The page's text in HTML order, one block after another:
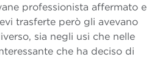
professionista affermato e
trasferte però gli avevano
sia negli usi che nelle
che ha deciso di